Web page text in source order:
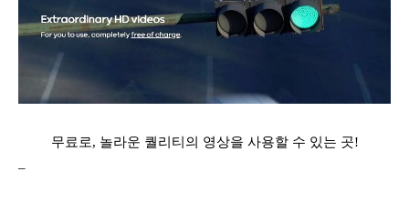
무료로, 놀라운 퀄리티의 영상을 사용할 수 있는 곳!
–